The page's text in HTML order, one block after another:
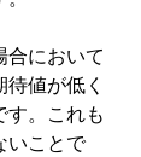
において
値が低く
す。これも
いことで